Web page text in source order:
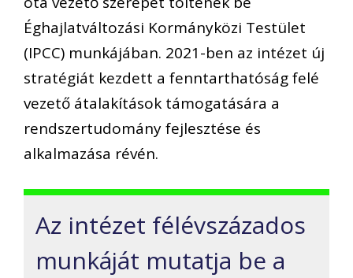
Éghajlatváltozási Kormányközi Testület
(IPCC) munkájában. 2021-ben az intézet új
stratégiát kezdett a fenntarthatóság felé
vezető átalakítások támogatására a
rendszertudomány fejlesztése és
alkalmazása révén.
Az intézet félévszázados
munkáját mutatja be a